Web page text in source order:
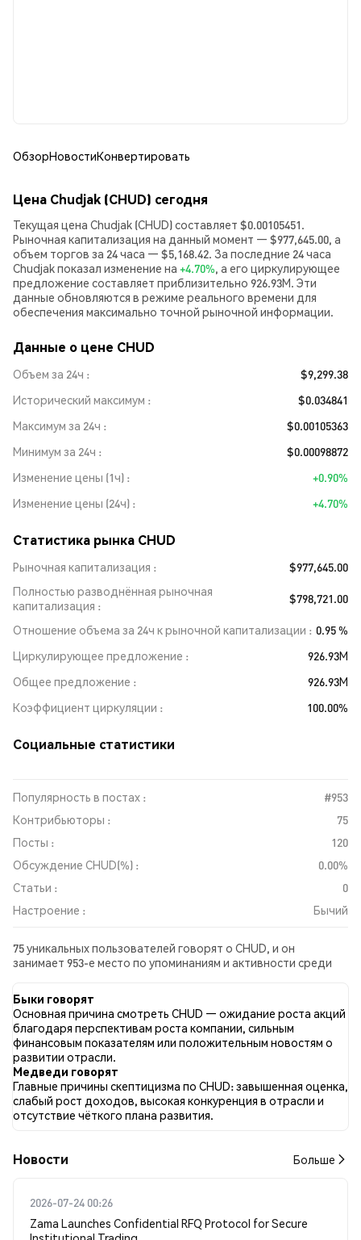
ОбзорНовостиКонвертировать
Цена Chudjak (CHUD) сегодня
Текущая цена Chudjak (CHUD) составляет $0.00105451.
Рыночная капитализация на данный момент — $977,645.00, а
объем торгов за 24 часа — $5,168.42. За последние 24 часа
Chudjak показал изменение на +4.70%, а его циркулирующее
предложение составляет приблизительно 926.93M. Эти
данные обновляются в режиме реального времени для
обеспечения максимально точной рыночной информации.
Данные о цене CHUD
Объем за 24ч
$9,299.38
Исторический максимум
$0.034841
Максимум за 24ч
$0.00105363
Минимум за 24ч
$0.00098872
Изменение цены (1ч)
+0.90%
Изменение цены (24ч)
+4.70%
Статистика рынка CHUD
Рыночная капитализация
$977,645.00
Полностью разводнённая рыночная
капитализация
$798,721.00
Отношение объема за 24ч к рыночной капитализации
0.95 %
Циркулирующее предложение
926.93M
Общее предложение
926.93M
Коэффициент циркуляции
100.00%
Социальные статистики
Популярность в постах :
#953
Контрибьюторы :
75
Посты :
120
Обсуждение CHUD(%) :
0.00%
Статьи :
0
Настроение :
Бычий
75 уникальных пользователей говорят о CHUD, и он
занимает 953-е место по упоминаниям и активности среди
отношении CHUD во всех социальных сетях было Бычий.
Всего было опубликовано 0 новостных статей о CHUD. В
Twitter 38.18% твитов имели бычий настрой по сравнению с
5.45% твитов с медвежьим настроем по CHUD. 56.36% твитов
были нейтральными по отношению к CHUD. Эти данные
основаны на 110 твитах.
Быки говорят
Основная причина смотреть CHUD — ожидание роста акций
благодаря перспективам роста компании, сильным
финансовым показателям или положительным новостям о
развитии отрасли.
Медведи говорят
Главные причины скептицизма по CHUD: завышенная оценка,
слабый рост доходов, высокая конкуренция в отрасли и
отсутствие чёткого плана развития.
Новости Больше
2026-07-24 00:26
Zama Launches Confidential RFQ Protocol for Secure